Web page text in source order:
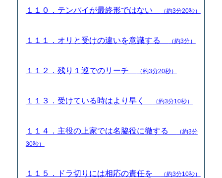
１１０．テンパイが最終形ではない （約3分20秒）
１１１．オリと受けの違いを意識する （約3分）
１１２．残り１巡でのリーチ （約3分20秒）
１１３．受けている時はより早く （約3分10秒）
１１４．主役の上家では名脇役に徹する
（約3分
30秒）
１１５．ドラ切りには相応の責任を （約3分10秒）